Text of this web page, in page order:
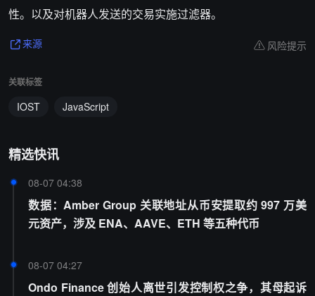
性。以及对机器人发送的交易实施过滤器。
来源 风险提示
关联标签
IOST JavaScript
精选快讯
08-07 04:38
数据：Amber Group 关联地址从币安提取约 997 万美
元资产，涉及 ENA、AAVE、ETH 等五种代币
08-07 04:27
Ondo Finance 创始人离世引发控制权之争，其母起诉